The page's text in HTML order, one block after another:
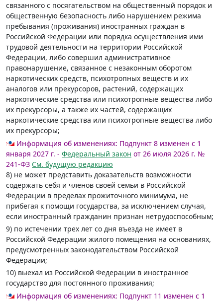
связанного с посягательством на общественный порядок и
общественную безопасность либо нарушением режима
пребывания (проживания) иностранных граждан в
Российской Федерации или порядка осуществления ими
трудовой деятельности на территории Российской
Федерации, либо совершил административное
правонарушение, связанное с незаконным оборотом
наркотических средств, психотропных веществ и их
аналогов или прекурсоров, растений, содержащих
наркотические средства или психотропные вещества либо
их прекурсоры, а также их частей, содержащих
наркотические средства или психотропные вещества либо
их прекурсоры;
Информация об изменениях: Подпункт 8 изменен с 1
января 2027 г. - Федеральный закон от 26 июля 2026 г. №
241-ФЗ См. будущую редакцию
8) не может представить доказательств возможности
содержать себя и членов своей семьи в Российской
Федерации в пределах прожиточного минимума, не
прибегая к помощи государства, за исключением случая,
если иностранный гражданин признан нетрудоспособным;
9) по истечении трех лет со дня въезда не имеет в
Российской Федерации жилого помещения на основаниях,
предусмотренных законодательством Российской
Федерации;
10) выехал из Российской Федерации в иностранное
государство для постоянного проживания;
Информация об изменениях: Подпункт 11 изменен с 1